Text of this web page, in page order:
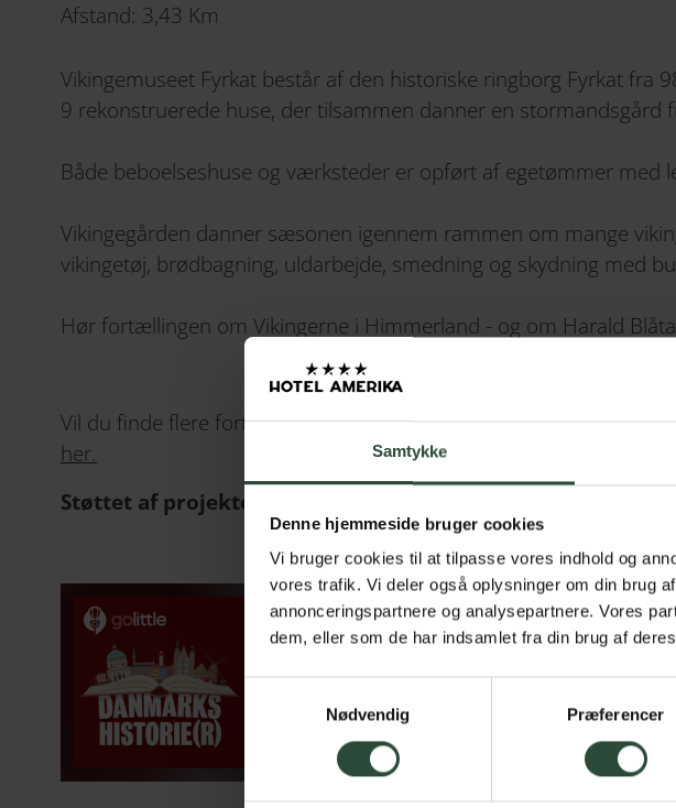
Samtykke
Denne hjemmeside bruger cookies
Vi bruger cookies til at tilpasse vores indhold og
vores trafik. Vi deler også oplysninger om din brug
annonceringspartnere og analysepartnere. Vores
dem, eller som de har indsamlet fra din brug af
Nødvendig
Præferencer
Afstand: 3,43 Km
Vikingemuseet Fyrkat består af den historiske ringborg Fyrkat fra
9 rekonstruerede huse, der tilsammen danner en stormandsgård
Både beboelseshuse og værksteder er opført af egetømmer med
Vikingegården danner sæsonen igennem rammen om mange
vikingetøj, brødbagning, uldarbejde, smedning og skydning med
Hør fortællingen om Vikingerne i Himmerland - og om Harald
Vil du finde flere fortællinger fra Himmerland, kan du downloade
her.
Støttet af projektet: Genstart Danmark - Meget mere end